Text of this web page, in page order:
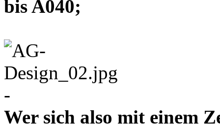
bis A040;
-
Wer sich also mit einem